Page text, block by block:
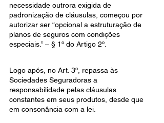
necessidade outrora exigida de
padronização de cláusulas, começou por
autorizar ser “opcional a estruturação de
planos de seguros com condições
especiais.” – § 1º do Artigo 2º.
Logo após, no Art. 3º, repassa às
Sociedades Seguradoras a
responsabilidade pelas cláusulas
constantes em seus produtos, desde que
em consonância com a lei.